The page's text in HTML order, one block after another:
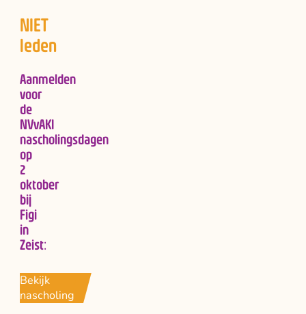
NIET
leden
Aanmelden
voor
de
NVvAKI
nascholingsdagen
op
2
oktober
bij
Figi
in
Zeist:
Bekijk
nascholing